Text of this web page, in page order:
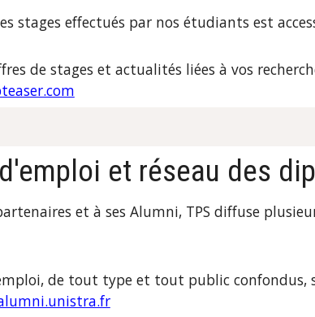
stages effectués par nos étudiants est
de stages et actualités liées à vos
et réseau des
et à ses Alumni, TPS diffuse
de tout type et tout public